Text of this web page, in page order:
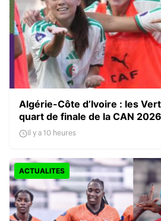
Algérie-Côte d’Ivoire : les
quart de finale de la CAN 2026
Il y a 10 heures
ACTUALITES